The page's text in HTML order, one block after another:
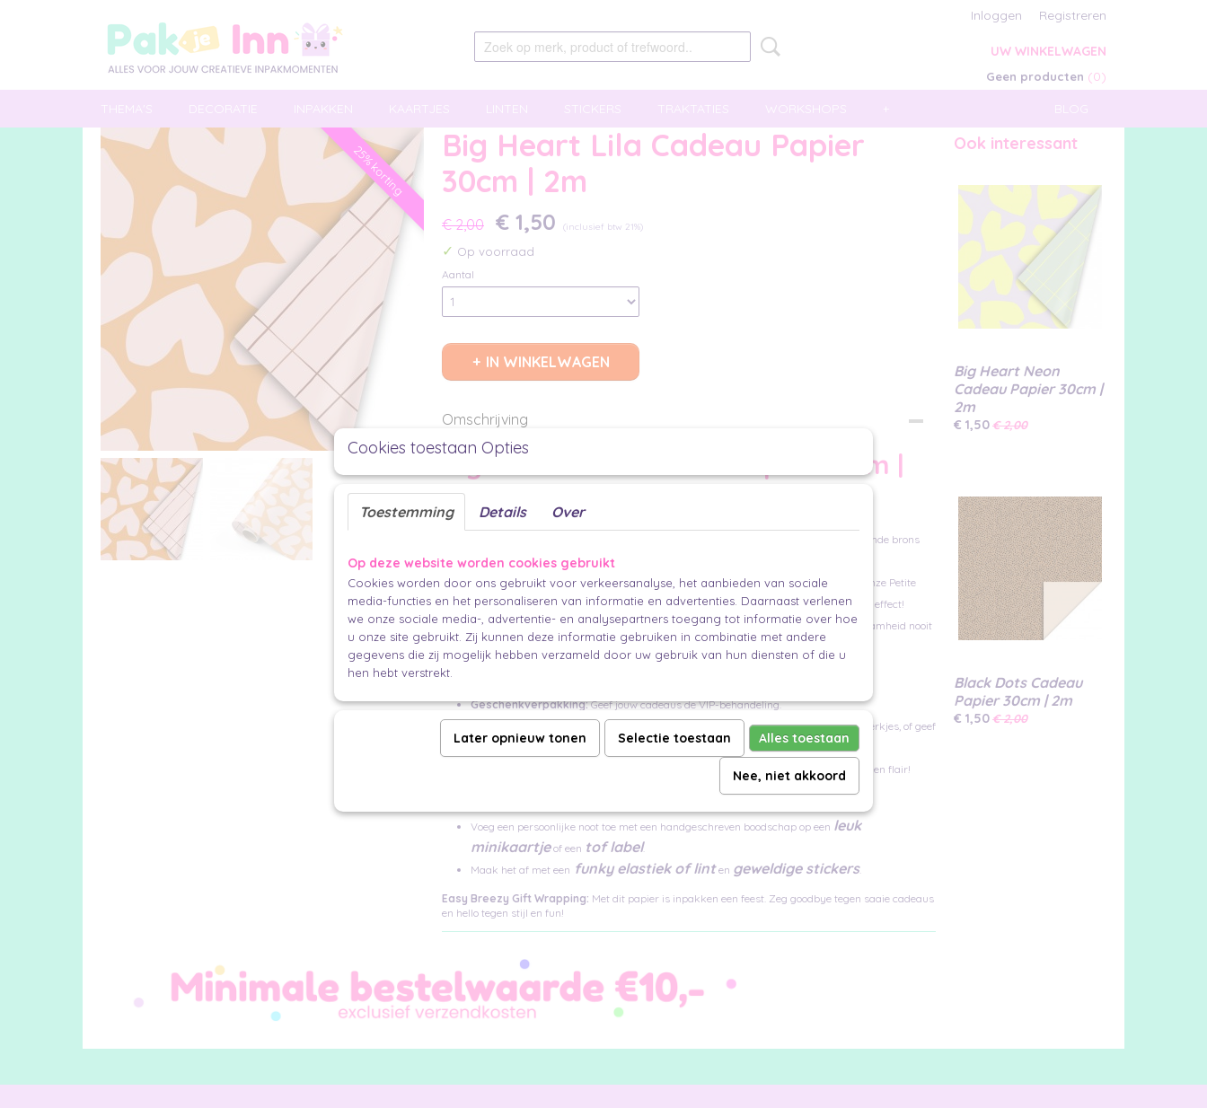
Inloggen Registreren
UW WINKELWAGEN
Geen producten (0)
BLOG
THEMA'S DECORATIE INPAKKEN KAARTJES LINTEN STICKERS TRAKTATIES WORKSHOPS +
25% korting
Big Heart Lila Cadeau Papier
30cm | 2m
€ 2,00 € 1,50 (inclusief btw 21%)
✓ Op voorraad
Aantal
IN WINKELWAGEN
Omschrijving
Big Heart Lila Cadeau Papier 30cm |
2m
Grote lila harten op een bruine ondergrond. De andere kant heeft licht glanzende brons
grid patroon op een lila ondergrond.
Size Matters:30 cm x 2 m, Inpakken met flair wordt een fluitje van een cent met onze Petite
Powerhouse 30 cm rol - de perfecte partner voor kleine geschenken met een groots effect!
Eco Chic:FSC-gecertificeerd en bedrukt met watergedragen inkten, omdat duurzaamheid nooit
uit de mode raakt.
Voor Al Jouw Stylish Moves:
Geschenkverpakking:Geef jouw cadeaus de VIP-behandeling.
Laat het papier stralen als achtergrond voor foto's, maak kunstwerkjes, of geef
scrapbooking een moderne twist.
Schitter als tafelloper, placemat of servethouder – jouw diners verdienen flair!
Voeg een persoonlijke noot toe met een handgeschreven boodschap op een leuk
minikaartjeof een tof label.
Maak het af met een funky elastiek of linten geweldige stickers.
Easy Breezy Gift Wrapping: Met dit papier is inpakken een feest. Zeg goodbye tegen saaie cadeaus
en hello tegen stijl en fun!
Ook interessant
Big Heart Neon
Cadeau Papier 30cm |
2m
€ 1,50€ 2,00
Black Dots Cadeau
Papier 30cm | 2m
€ 1,50€ 2,00
Cookies toestaan Opties
Toestemming Details Over
Op deze website worden cookies gebruikt
Cookies worden door ons gebruikt voor verkeersanalyse, het aanbieden van sociale
media-functies en het personaliseren van informatie en advertenties. Daarnaast verlenen
we onze sociale media-, advertentie- en analysepartners toegang tot informatie over hoe
u onze site gebruikt. Zij kunnen deze informatie gebruiken in combinatie met andere
gegevens die zij mogelijk hebben verzameld door uw gebruik van hun diensten of die u
hen hebt verstrekt.
Later opnieuw tonen Selectie toestaan Alles toestaan
Nee, niet akkoord